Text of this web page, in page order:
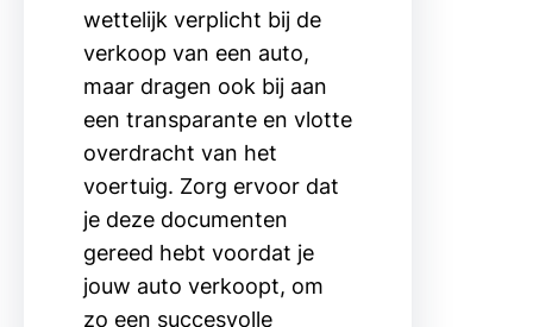
wettelijk verplicht bij de
verkoop van een auto,
maar dragen ook bij aan
een transparante en vlotte
overdracht van het
voertuig. Zorg ervoor dat
je deze documenten
gereed hebt voordat je
jouw auto verkoopt, om
zo een succesvolle